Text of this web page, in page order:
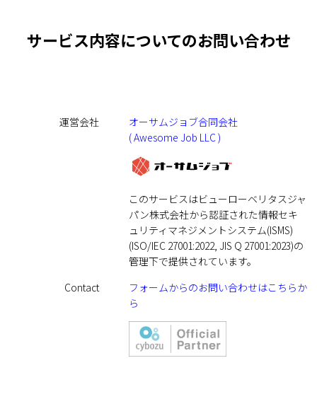
サービス内容についてのお問い合わせ
運営会社
オーサムジョブ合同会社
( Awesome Job LLC )
このサービスはビューローベリタスジャ
パン株式会社から認証された情報セキ
ュリティマネジメントシステム(ISMS)
(ISO/IEC 27001:2022, JIS Q 27001:2023)の
管理下で提供されています。
Contact
フォームからのお問い合わせはこちらか
ら